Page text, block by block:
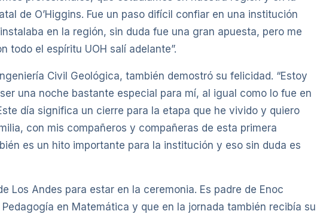
de O’Higgins. Fue un paso difícil confiar en una institución
en la región, sin duda fue una gran apuesta, pero me
todo el espíritu UOH salí adelante”.
Civil Geológica, también demostró su felicidad. “Estoy
una noche bastante especial para mí, al igual como lo fue en
día significa un cierre para la etapa que he vivido y quiero
con mis compañeros y compañeras de esta primera
es un hito importante para la institución y eso sin duda es
Los Andes para estar en la ceremonia. Es padre de Enoc
en Matemática y que en la jornada también recibía su